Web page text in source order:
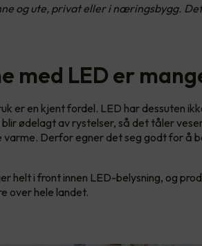
og ute, privat eller i næringsbygg.
med LED er
er en kjent fordel. LED har dessuten
ødelagt av rystelser, så det tåler
varme. Derfor egner det seg godt for å
helt i front innen LED-belysning, og
over hele landet.